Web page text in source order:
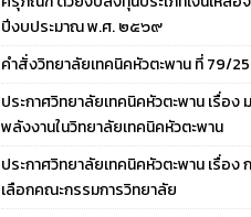
ปีงบประมาณ พ.ศ. ๒๕๖๙
คำสั่งวิทยาลัยเทคนิคหัวตะพาน ที่ 79/
ประกาศวิทยาลัยเทคนิคหัวตะพาน เรื่อง
พลังงานในวิทยาลัยเทคนิคหัวตะพาน
ประกาศวิทยาลัยเทคนิคหัวตะพาน เรื่อง
เลือกคณะกรรมการวิทยาลัย